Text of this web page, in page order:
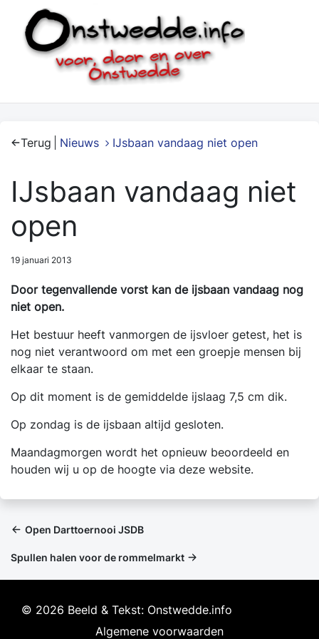
Terug Nieuws IJsbaan vandaag niet open
IJsbaan vandaag niet
open
19 januari 2013
Door tegenvallende vorst kan de ijsbaan vandaag nog
niet open.
Het bestuur heeft vanmorgen de ijsvloer getest, het is
nog niet verantwoord om met een groepje mensen bij
elkaar te staan.
Op dit moment is de gemiddelde ijslaag 7,5 cm dik.
Op zondag is de ijsbaan altijd gesloten.
Maandagmorgen wordt het opnieuw beoordeeld en
houden wij u op de hoogte via deze website.
Open Darttoernooi JSDB
Spullen halen voor de rommelmarkt
© 2026 Beeld & Tekst: Onstwedde.info
Algemene voorwaarden